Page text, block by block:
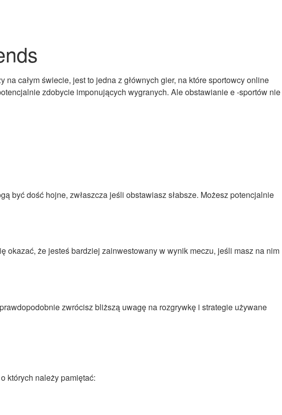
całym świecie, jest to jedna z głównych gier, na które sportowcy online
zdobycie imponujących wygranych. Ale obstawianie e -sportów nie
być dość hojne, zwłaszcza jeśli obstawiasz słabsze. Możesz potencjalnie
że jesteś bardziej zainwestowany w wynik meczu, jeśli masz na nim
zwrócisz bliższą uwagę na rozgrywkę i strategie używane
których należy pamiętać: